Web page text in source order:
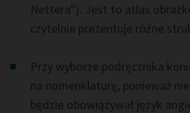
Nettera"). Jest to atlas
czytelnie prezentuje różne
Przy wyborze podręcznika
na nomenklaturę, ponieważ
będzie obowiązywał język